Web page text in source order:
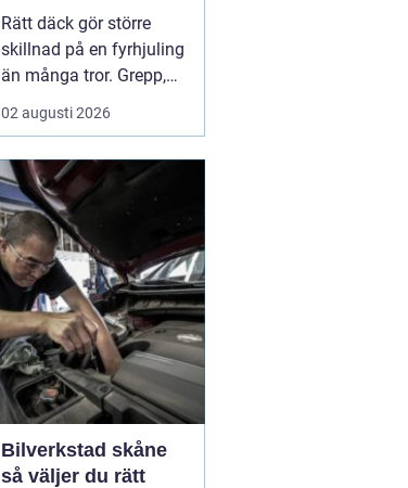
körglädje
Rätt däck gör större
skillnad på en fyrhjuling
än många tror. Grepp,
komfort, stabilitet och
hur snabbt däcken slits
vilket mönster, vilken
dimension och vilket
lufttryck som används.
För arbete på gården, lek
i skogen eller kö...
02 augusti 2026
Bilverkstad skåne
så väljer du rätt